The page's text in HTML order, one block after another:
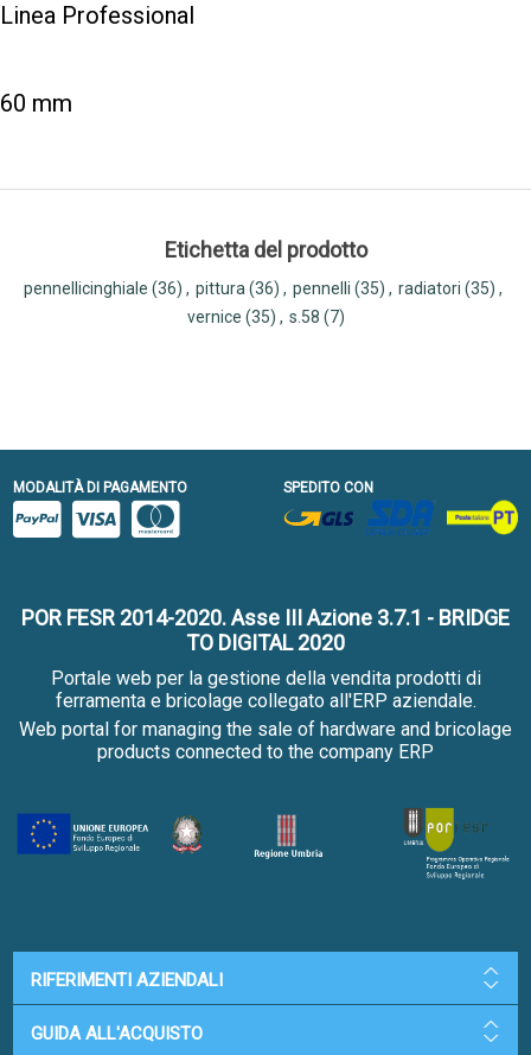
Linea Professional
60 mm
Etichetta del prodotto
pennellicinghiale (36) , pittura (36) , pennelli (35) , radiatori (35) ,
vernice (35) , s.58 (7)
MODALITÀ DI PAGAMENTO SPEDITO CON
POR FESR 2014-2020. Asse III Azione 3.7.1 - BRIDGE
TO DIGITAL 2020
Portale web per la gestione della vendita prodotti di
ferramenta e bricolage collegato all'ERP aziendale.
Web portal for managing the sale of hardware and bricolage
products connected to the company ERP
RIFERIMENTI AZIENDALI
GUIDA ALL'ACQUISTO